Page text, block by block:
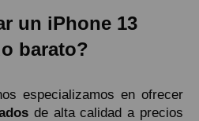
un iPhone 13
barato?
especializamos en ofrecer
de alta calidad a precios